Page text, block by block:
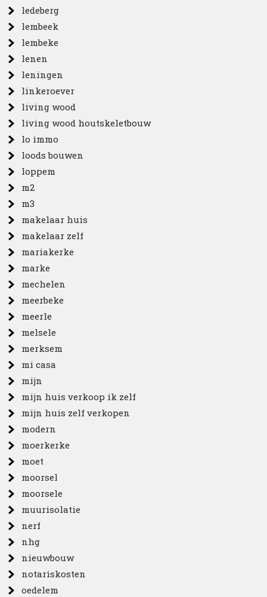
ledeberg
lembeek
lembeke
lenen
leningen
linkeroever
living wood
living wood houtskeletbouw
lo immo
loods bouwen
loppem
m2
m3
makelaar huis
makelaar zelf
mariakerke
marke
mechelen
meerbeke
meerle
melsele
merksem
mi casa
mijn
mijn huis verkoop ik zelf
mijn huis zelf verkopen
modern
moerkerke
moet
moorsel
moorsele
muurisolatie
nerf
nhg
nieuwbouw
notariskosten
oedelem